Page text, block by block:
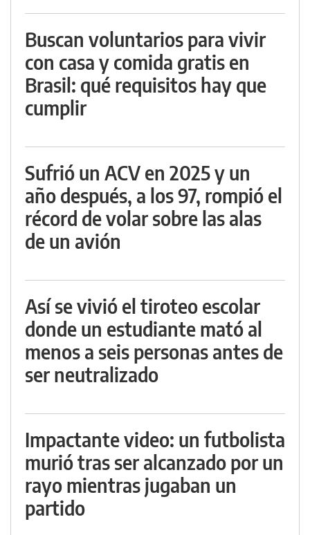
Buscan voluntarios para vivir
con casa y comida gratis en
Brasil: qué requisitos hay que
cumplir
Sufrió un ACV en 2025 y un
año después, a los 97, rompió el
récord de volar sobre las alas
de un avión
Así se vivió el tiroteo escolar
donde un estudiante mató al
menos a seis personas antes de
ser neutralizado
Impactante video: un futbolista
murió tras ser alcanzado por un
rayo mientras jugaban un
partido